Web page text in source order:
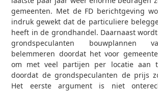
gemeenten. Met de FD berichtgeving
indruk gewekt dat de particuliere
heeft in de grondhandel. Daarnaast
grondspeculanten bouwplannen
belemmeren doordat het voor
om met veel partijen per locatie aan
doordat de grondspeculanten de prijs
Het eerste argument is niet